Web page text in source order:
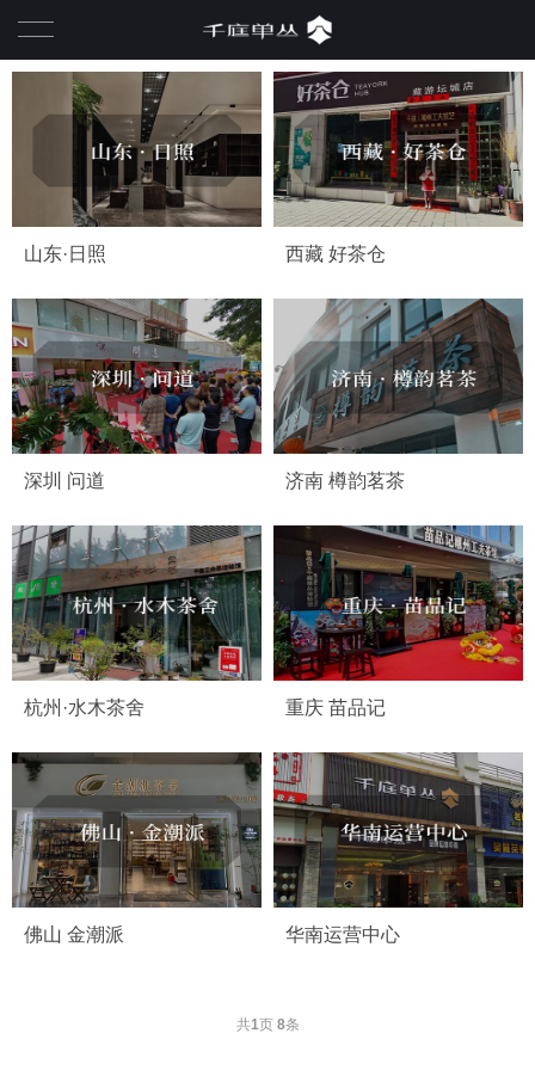
山东·日照 西藏 好茶仓
深圳 问道 济南 樽韵茗茶
杭州·水木茶舍 重庆 苗品记
佛山 金潮派 华南运营中心
共1页 8条
首页
千庭茶业
关于我们
品牌实力布局
千庭产品系列
经典茶系列
庄园茶系列
私房茶系列
工夫器系列
茶周边系列
合伙人空间
招商加盟